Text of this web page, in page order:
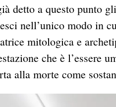
detto a questo punto
nell’unico modo in
mitologica e
che è l’essere
alla morte come